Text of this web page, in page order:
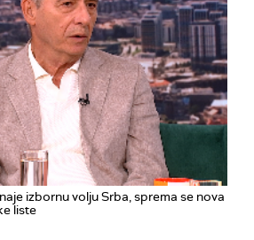
izbornu volju Srba, sprema se nova
liste